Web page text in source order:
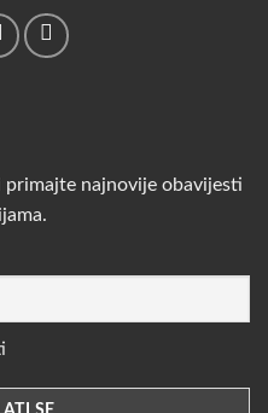
primajte najnovije obavijesti